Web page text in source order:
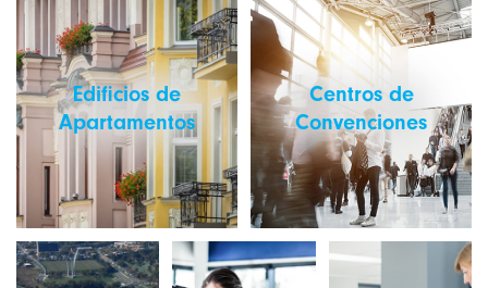
Edificios de
Apartamentos
Centros de
Convenciones